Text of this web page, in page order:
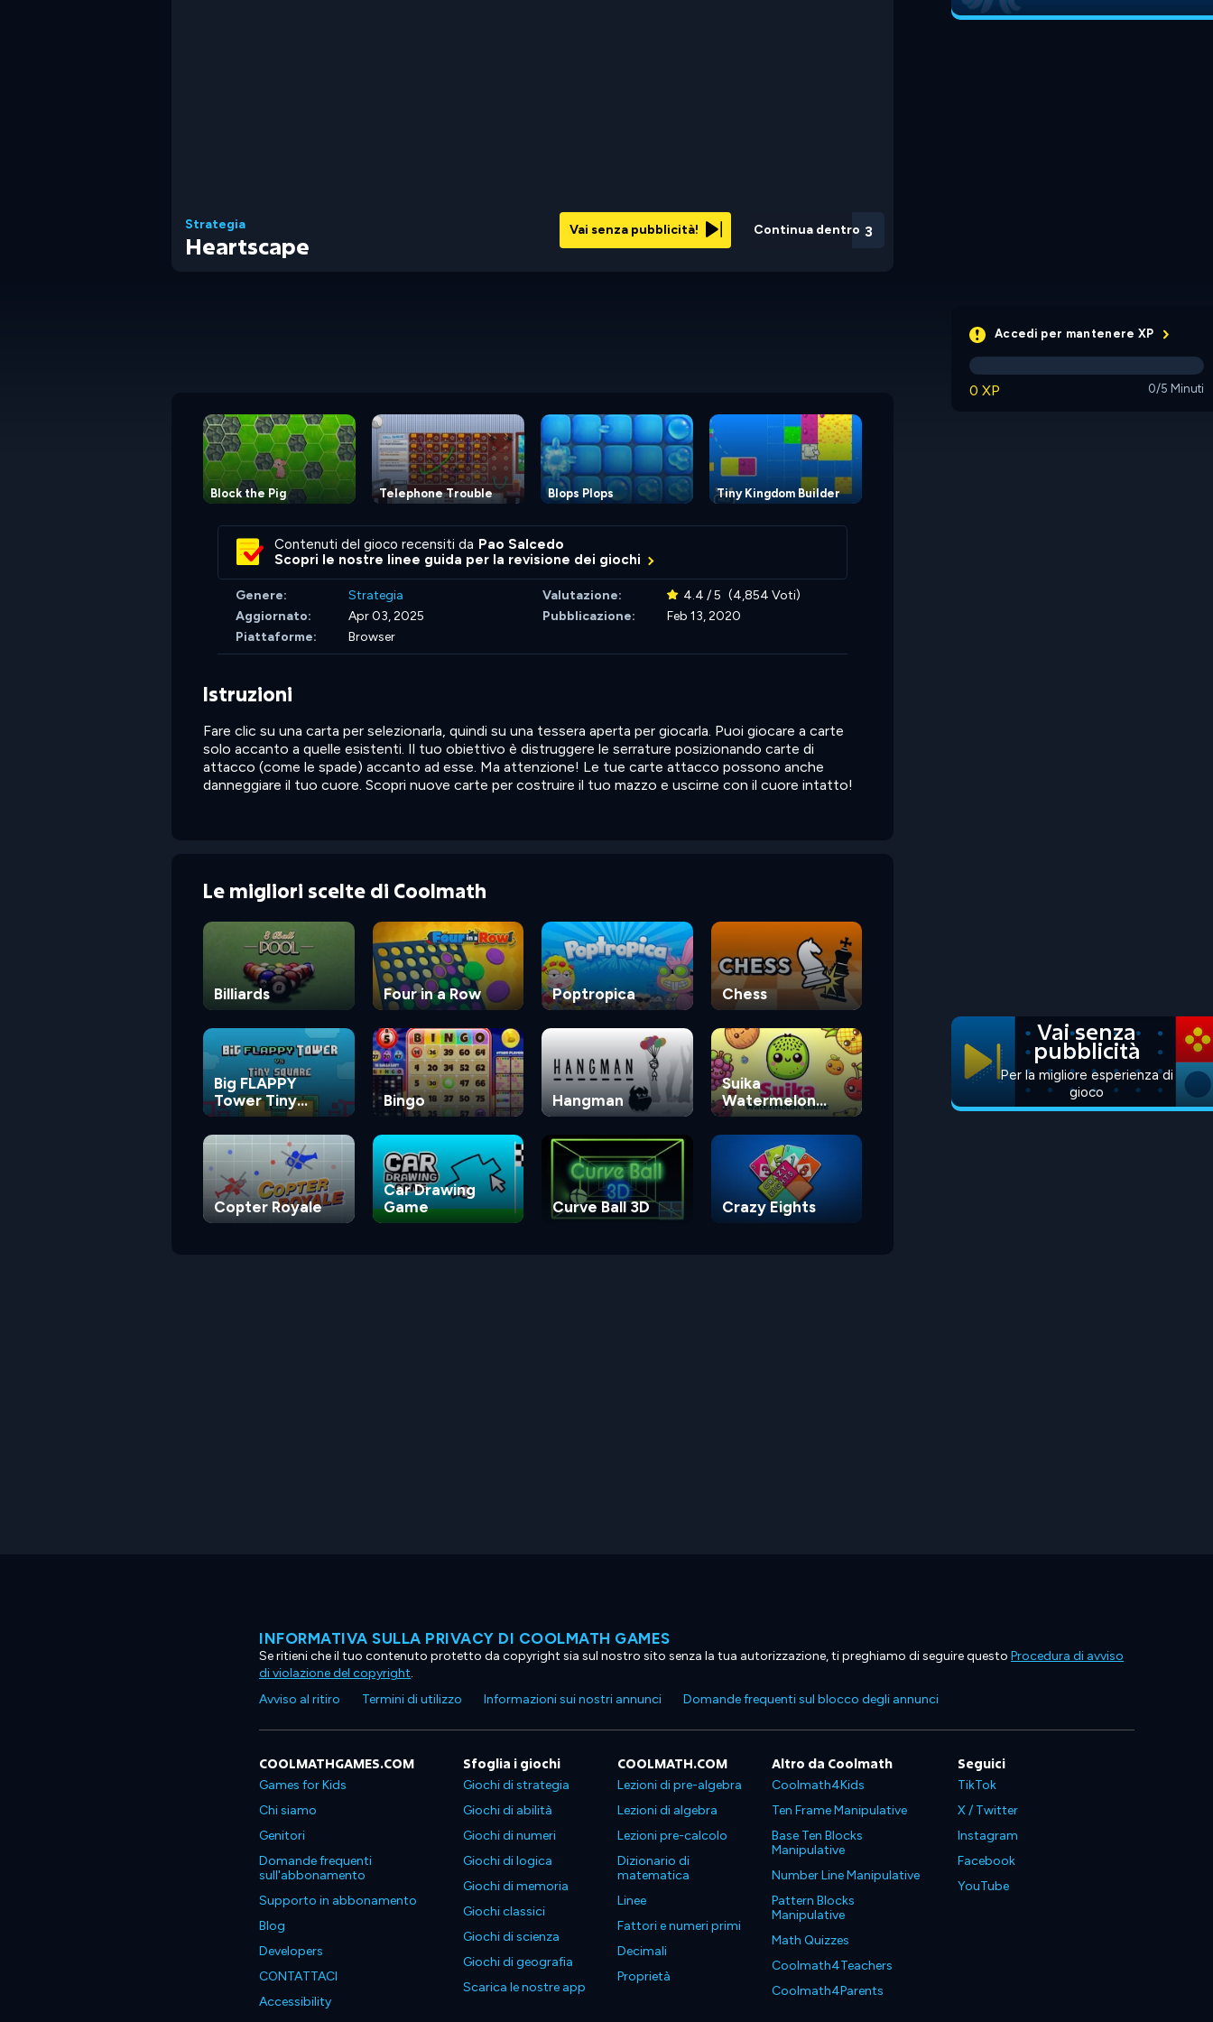
Continua dentro 3
Vai senza pubblicità!
Strategia
Heartscape
Block the Pig Telephone Trouble Blops Plops Tiny Kingdom Builder
Contenuti del gioco recensiti da Pao Salcedo
Scopri le nostre linee guida per la revisione dei giochi
Genere: Strategia Valutazione: 4.4 / 5 (4,854 Voti)
Aggiornato:
Apr 03, 2025 Pubblicazione:
Feb 13, 2020
Piattaforme:
Browser
Istruzioni
Fare clic su una carta per selezionarla, quindi su una tessera aperta per giocarla. Puoi giocare a carte
solo accanto a quelle esistenti. Il tuo obiettivo è distruggere le serrature posizionando carte di
attacco (come le spade) accanto ad esse. Ma attenzione! Le tue carte attacco possono anche
danneggiare il tuo cuore. Scopri nuove carte per costruire il tuo mazzo e uscirne con il cuore intatto!
Le migliori scelte di Coolmath
Billiards Four in a Row Poptropica Chess
Big FLAPPY
Tower Tiny
Square
Bingo Hangman
Suika
Watermelon
Game
Copter Royale
Car Drawing
Game
Curve Ball 3D Crazy Eights
Accedi per mantenere XP
0 XP 0/5 Minuti
Vai senza
pubblicità
Per la migliore esperienza di
gioco
INFORMATIVA SULLA PRIVACY DI COOLMATH GAMES
Se ritieni che il tuo contenuto protetto da copyright sia sul nostro sito senza la tua autorizzazione, ti preghiamo di seguire questo Procedura di avviso
di violazione del copyright.
Avviso al ritiro
Termini di utilizzo Informazioni sui nostri annunci Domande frequenti sul blocco degli annunci
COOLMATHGAMES.COM
Games for Kids
Chi siamo
Genitori
Domande frequenti
sull'abbonamento
Supporto in abbonamento
Blog
Developers
CONTATTACI
Accessibility
Sfoglia i giochi
Giochi di strategia
Giochi di abilità
Giochi di numeri
Giochi di logica
Giochi di memoria
Giochi classici
Giochi di scienza
Giochi di geografia
Scarica le nostre app
COOLMATH.COM
Lezioni di pre-algebra
Lezioni di algebra
Lezioni pre-calcolo
Dizionario di
matematica
Linee
Fattori e numeri primi
Decimali
Proprietà
Altro da Coolmath
Coolmath4Kids
Ten Frame Manipulative
Base Ten Blocks
Manipulative
Number Line Manipulative
Pattern Blocks
Manipulative
Math Quizzes
Coolmath4Teachers
Coolmath4Parents
Seguici
TikTok
X / Twitter
Instagram
Facebook
YouTube